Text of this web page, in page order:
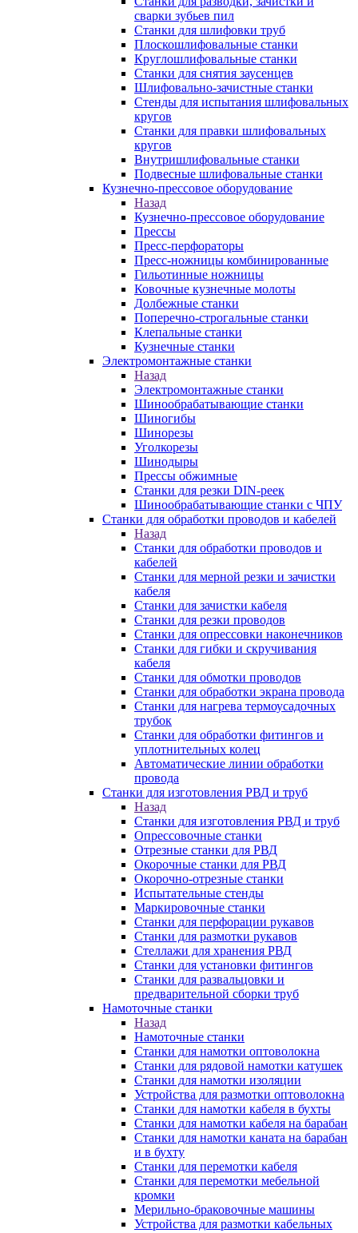
сварки зубьев пил
Станки для шлифовки труб
Плоскошлифовальные станки
Круглошлифовальные станки
Станки для снятия заусенцев
Шлифовально-зачистные станки
Стенды для испытания шлифовальных
кругов
Станки для правки шлифовальных
кругов
Внутришлифовальные станки
Подвесные шлифовальные станки
Кузнечно-прессовое оборудование
Назад
Кузнечно-прессовое оборудование
Прессы
Пресс-перфораторы
Пресс-ножницы комбинированные
Гильотинные ножницы
Ковочные кузнечные молоты
Долбежные станки
Поперечно-строгальные станки
Клепальные станки
Кузнечные станки
Электромонтажные станки
Назад
Электромонтажные станки
Шинообрабатывающие станки
Шиногибы
Шинорезы
Уголкорезы
Шинодыры
Прессы обжимные
Станки для резки DIN-реек
Шинообрабатывающие станки с ЧПУ
Станки для обработки проводов и кабелей
Назад
Станки для обработки проводов и
кабелей
Станки для мерной резки и зачистки
кабеля
Станки для зачистки кабеля
Станки для резки проводов
Станки для опрессовки наконечников
Станки для гибки и скручивания
кабеля
Станки для обмотки проводов
Станки для обработки экрана провода
Станки для нагрева термоусадочных
трубок
Станки для обработки фитингов и
уплотнительных колец
Автоматические линии обработки
провода
Станки для изготовления РВД и труб
Назад
Станки для изготовления РВД и труб
Опрессовочные станки
Отрезные станки для РВД
Окорочные станки для РВД
Окорочно-отрезные станки
Испытательные стенды
Маркировочные станки
Станки для перфорации рукавов
Станки для размотки рукавов
Стеллажи для хранения РВД
Станки для установки фитингов
Станки для развальцовки и
предварительной сборки труб
Намоточные станки
Назад
Намоточные станки
Станки для намотки оптоволокна
Станки для рядовой намотки катушек
Станки для намотки изоляции
Устройства для размотки оптоволокна
Станки для намотки кабеля в бухты
Станки для намотки кабеля на барабан
Станки для намотки каната на барабан
и в бухту
Станки для перемотки кабеля
Станки для перемотки мебельной
кромки
Мерильно-браковочные машины
Устройства для размотки кабельных